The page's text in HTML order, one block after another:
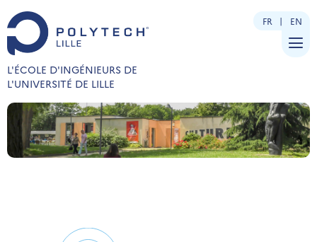
L'ÉCOLE D'INGÉNIEURS DE
L'UNIVERSITÉ DE LILLE
FR EN